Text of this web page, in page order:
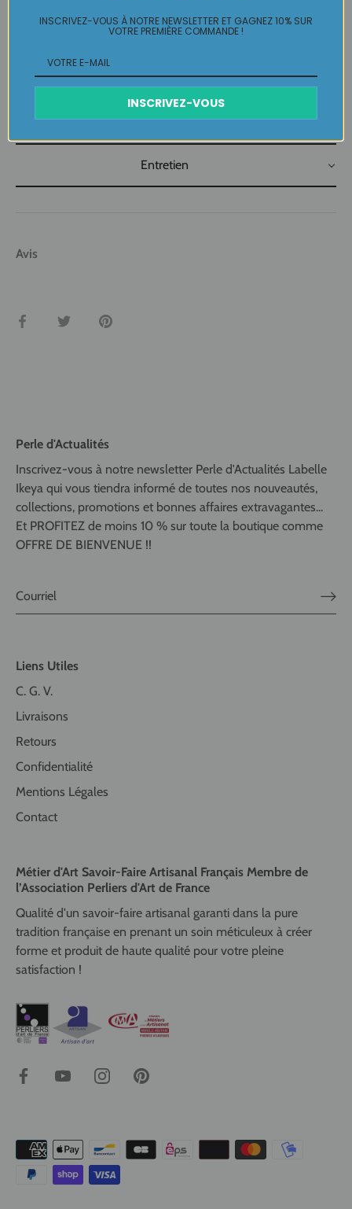
Livraison
Retours Gratuits
Entretien
Avis
Partager TweeterÉpingler
Perle d'Actualités
Inscrivez-vous à notre newsletter Perle d'Actualités Labelle
Ikeya qui vous tiendra informé de toutes nos nouveautés,
collections, promotions et bonnes affaires extravagantes...
Et PROFITEZ de moins 10 % sur toute la boutique comme
OFFRE DE BIENVENUE !!
Liens Utiles
C. G. V.
Livraisons
Retours
Confidentialité
Mentions Légales
Contact
Métier d'Art Savoir-Faire Artisanal Français Membre de
l’Association Perliers d'Art de France
Qualité d'un savoir-faire artisanal garanti dans la pure
tradition française en prenant un soin méticuleux à créer
forme et produit de haute qualité pour votre pleine
satisfaction !
INSCRIVEZ-VOUS À NOTRE NEWSLETTER ET GAGNEZ 10% SUR
VOTRE PREMIÈRE COMMANDE !
INSCRIVEZ-VOUS